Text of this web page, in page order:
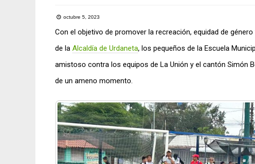
octubre 5, 2023
Con el objetivo de promover la recreación, equidad de
de la Alcaldía de Urdaneta, los pequeños de la Escuela
amistoso contra los equipos de La Unión y el cantón Simón
de un ameno momento.